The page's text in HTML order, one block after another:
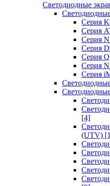
Светодиодные
Cерия
Серия
Серия
Серия
Серия
Серия
Серия
[4]
(UTV)